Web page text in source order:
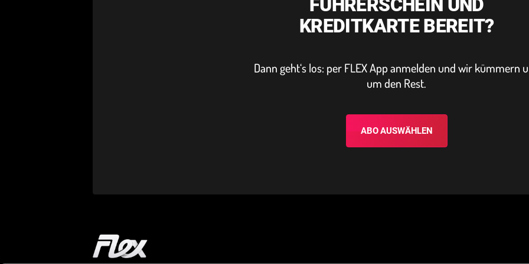
FÜHRERSCHEIN UND
KREDITKARTE BEREIT?
Dann geht‘s los: per FLEX App anmelden und wir kümmern
um den Rest.
ABO AUSWÄHLEN
Startseite